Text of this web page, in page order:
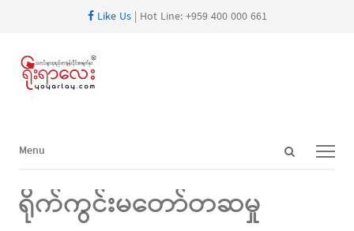
Like Us| Hot Line: +959 400 000 661
Open
Menu
Menu
ရိုက်ကွင်းမတော်တဆမှု